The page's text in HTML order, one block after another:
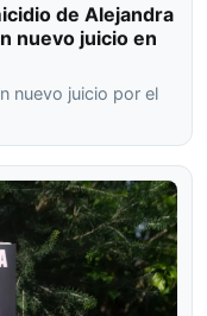
de Alejandra
nuevo juicio en
nuevo juicio por el